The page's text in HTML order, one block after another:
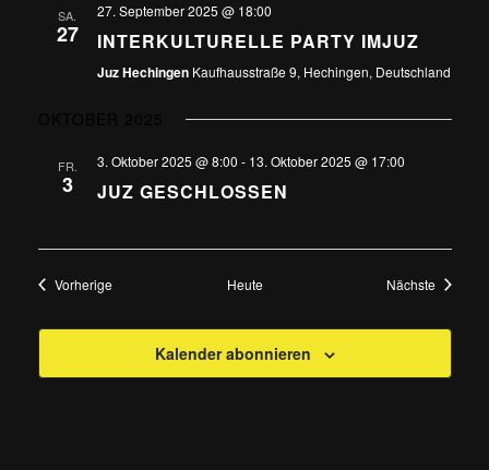
SA.
27
27. September 2025 @ 18:00
INTERKULTURELLE PARTY IMJUZ
Juz Hechingen Kaufhausstraße 9, Hechingen, Deutschland
FR.
3
3. Oktober 2025 @ 8:00 - 13. Oktober 2025 @ 17:00
JUZ GESCHLOSSEN
VorherigeVeranstaltungen Heute Nächste
Kalender abonnieren